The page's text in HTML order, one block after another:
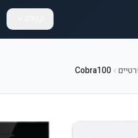
Cobra100